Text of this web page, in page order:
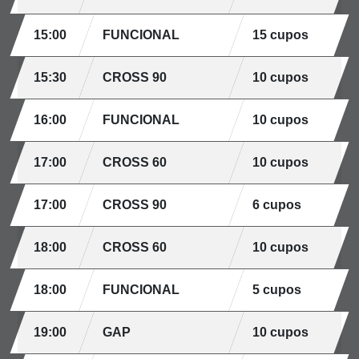
15:00 FUNCIONAL 15 cupos
15:30 CROSS 90 10 cupos
16:00 FUNCIONAL 10 cupos
17:00 CROSS 60 10 cupos
17:00 CROSS 90 6 cupos
18:00 CROSS 60 10 cupos
18:00 FUNCIONAL 5 cupos
19:00 GAP 10 cupos